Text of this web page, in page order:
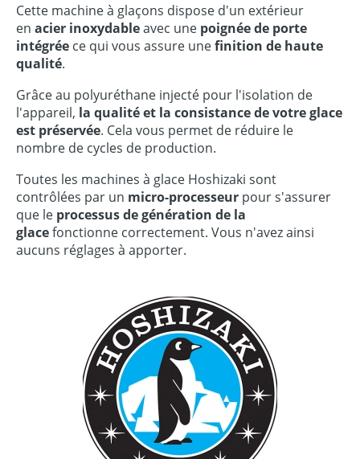
Cette machine à glaçons dispose d'un extérieur
en acier inoxydableavec une poignée de porte
intégrée ce qui vous assure unefinition de haute
qualité.
Grâce au polyuréthane injecté pour l'isolation de
l'appareil, la qualité et la consistance de votre glace
est préservée. Cela vous permet de réduire le
nombre de cycles de production.
Toutes les machines à glace Hoshizaki sont
contrôlées par un micro-processeur pour s'assurer
que le processus de génération de la
glacefonctionne correctement. Vous n'avez ainsi
aucuns réglages à apporter.